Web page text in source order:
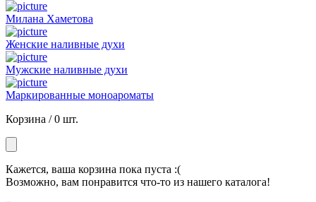
Милана Хаметова
Женские наливные духи
Мужские наливные духи
Маркированные моноароматы
Корзина /0 шт.
Кажется, ваша корзина пока пуста :(
Возможно, вам понравится что-то из нашего каталога!